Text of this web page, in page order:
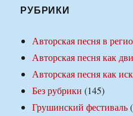
РУБРИКИ
Авторская песня в
Авторская песня как
Авторская песня как
Без рубрики (145)
Грушинский фестиваль